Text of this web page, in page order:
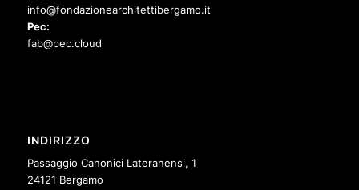
info@fondazionearchitettibergamo.it
Pec:
fab@pec.cloud
INDIRIZZO
Passaggio Canonici Lateranensi, 1
24121 Bergamo